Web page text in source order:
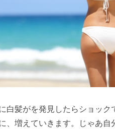
白髪がを発見したらショック
、増えていきます。じゃあ自